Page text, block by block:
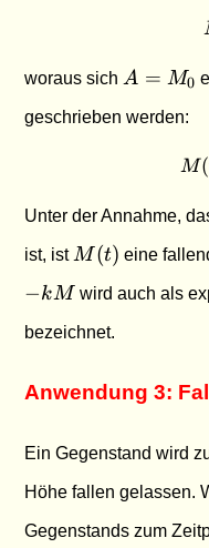
woraus sich A =
A = M0
geschrieben werden:
M(
Unter der Annahme,
ist, ist M(t)
M (t) eine
−kM wird auch als
bezeichnet.
Anwendung 3:
Ein Gegenstand wird
Höhe fallen gelassen.
Gegenstands zum